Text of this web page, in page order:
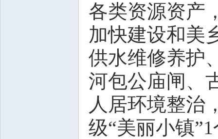
各类资源资产
加快建设和美
供水维修养护
河包公庙闸、
人居环境整治
级“美丽小镇